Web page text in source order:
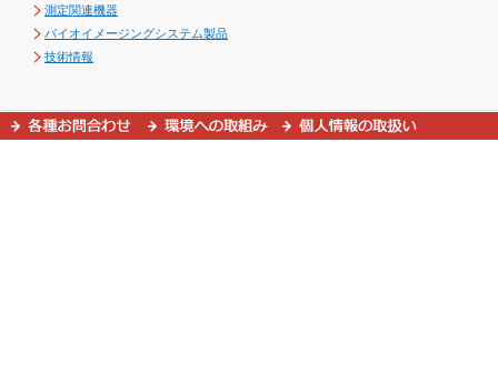
測定関連機器
バイオイメージングシステム製品
技術情報